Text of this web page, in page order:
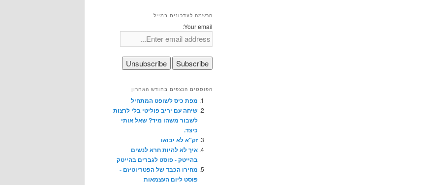
הרשמה לעדכונים במייל
Your email:
הפוסטים הנצפים בחודש האחרון
מפת כיס לשופט המתחיל
שיחה עם יריב פוליטי בלי לרצות
לשבור משהו מיד? שאל אותי
כיצד.
זק"א לא יבואו
איך לא להיות חרא לנשים
בהייטק - פוסט לגברים בהייטק
מחירו הכבד של הפטריוטיזם -
פוסט ליום העצמאות